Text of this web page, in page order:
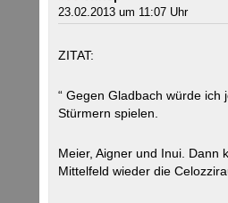
23.02.2013 um 11:07 Uhr
ZITAT:
“ Gegen Gladbach würde ich
Stürmern spielen.
Meier, Aigner und Inui. Dann
Mittelfeld wieder die